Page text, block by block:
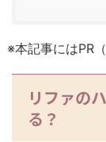
※本記事にはPR
リファの
る？